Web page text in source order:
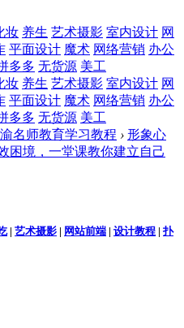
妆 养生 艺术摄影 室内设计 网
平面设计 魔术 网络营销 办公
多多 无货源 美工
妆 养生 艺术摄影 室内设计 网
平面设计 魔术 网络营销 办公
多多 无货源 美工
名师教育学习教程 › 形象心
困境，一堂课教你建立自己
| 艺术摄影 | 网站前端 | 设计教程 | 扑